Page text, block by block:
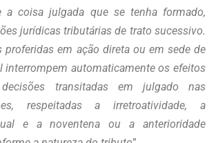
a coisa julgada que se tenha formado,
jurídicas tributárias de trato sucessivo.
proferidas em ação direta ou em sede de
interrompem automaticamente os efeitos
transitadas em julgado nas
respeitadas a irretroatividade, a
e a noventena ou a anterioridade